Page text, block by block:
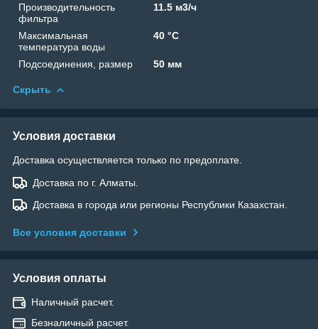
Производительность
фильтра
11.5 м3/ч
Максимальная
температура воды
40 °C
Подсоединения, размер 50 мм
Скрыть
Условия доставки
Доставка осуществляется только по предоплате.
Доставка по г. Алматы.
Доставка в города или регионы Республики Казахстан.
Все условия доставки
Условия оплаты
Наличный расчет.
Безналичный расчет.